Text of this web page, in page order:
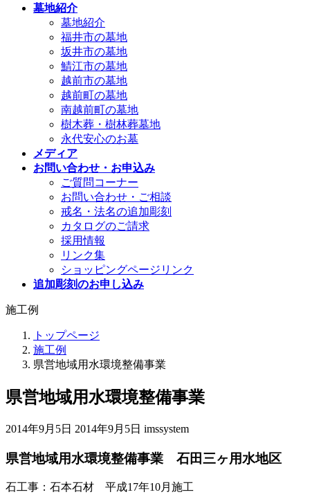
墓地紹介
墓地紹介
福井市の墓地
坂井市の墓地
鯖江市の墓地
越前市の墓地
越前町の墓地
南越前町の墓地
樹木葬・樹林葬墓地
永代安心のお墓
メディア
お問い合わせ・お申込み
ご質問コーナー
お問い合わせ・ご相談
戒名・法名の追加彫刻
カタログのご請求
採用情報
リンク集
ショッピングページリンク
追加彫刻のお申し込み
施工例
トップページ
施工例
県営地域用水環境整備事業
県営地域用水環境整備事業
2014年9月5日 最
更
日
2014年9月5日 imssystem
県営地域用水環境整備事業 石田三ヶ用水地区
石工事：石本石材 平成17年10月施工